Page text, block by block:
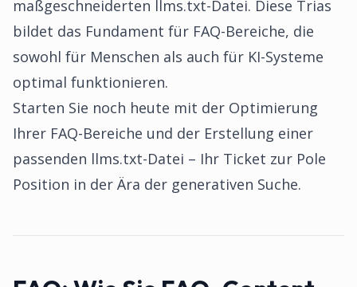
maßgeschneiderten llms.txt-Datei. Diese Trias
bildet das Fundament für FAQ-Bereiche, die
sowohl für Menschen als auch für KI-Systeme
optimal funktionieren.
Starten Sie noch heute mit der Optimierung
Ihrer FAQ-Bereiche und der Erstellung einer
passenden llms.txt-Datei – Ihr Ticket zur Pole
Position in der Ära der generativen Suche.